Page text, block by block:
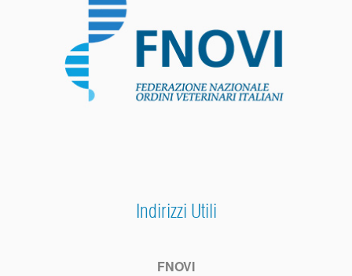
Indirizzi Utili
FNOVI